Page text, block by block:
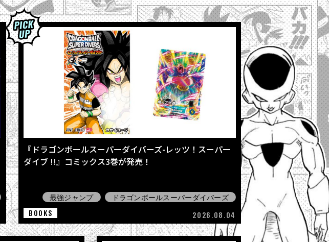
『ドラゴンボールスーパーダイバーズ-レッツ！スーパー
ダイブ !!』コミックス3巻が発売！
最強ジャンプ
ドラゴンボールスーパーダイバーズ
BOOKS
2026.08.04